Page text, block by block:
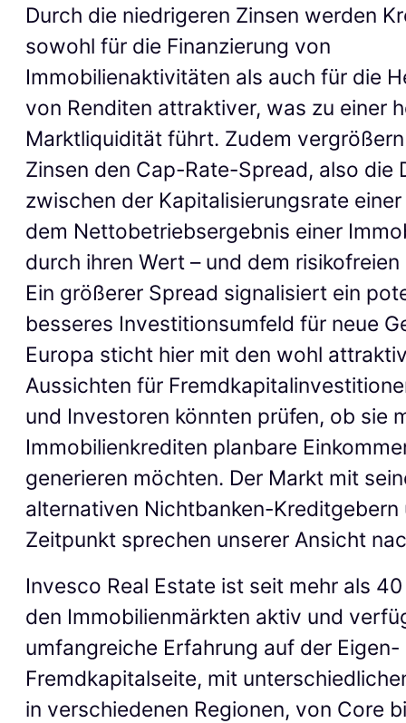
Durch die niedrigeren Zinsen werden
sowohl für die Finanzierung von
Immobilienaktivitäten als auch für die
von Renditen attraktiver, was zu einer
Marktliquidität führt. Zudem
Zinsen den Cap-Rate-Spread, also die
zwischen der Kapitalisierungsrate
dem Nettobetriebsergebnis einer
durch ihren Wert – und dem
Ein größerer Spread signalisiert ein
besseres Investitionsumfeld für neue
Europa sticht hier mit den wohl
Aussichten für
und Investoren könnten prüfen, ob sie
Immobilienkrediten planbare
generieren möchten. Der Markt mit
alternativen Nichtbanken-Kreditgebern
Zeitpunkt sprechen unserer Ansicht
Invesco Real Estate ist seit mehr als
den Immobilienmärkten aktiv und
umfangreiche Erfahrung auf der Eigen-
Fremdkapitalseite, mit
in verschiedenen Regionen, von Core